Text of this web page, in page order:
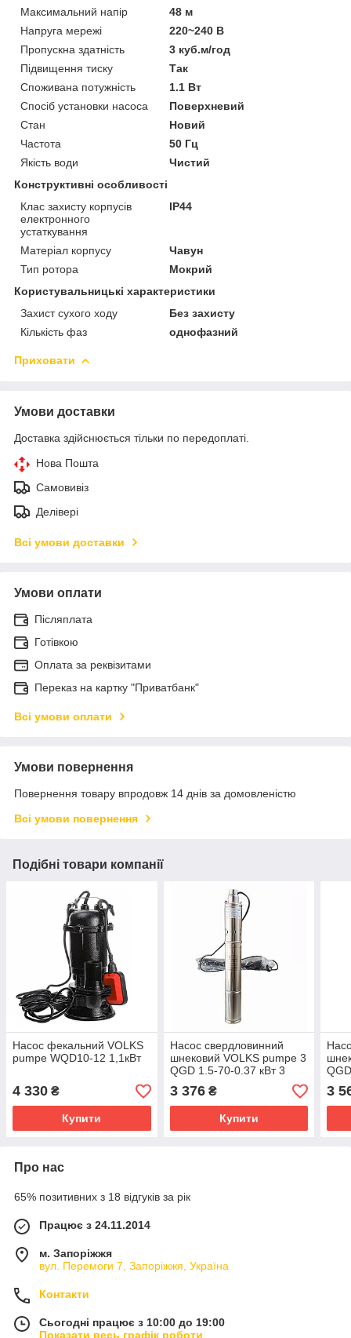
Максимальний напір
48 м
Напруга мережі
220~240 В
Пропускна здатність
3 куб.м/год
Підвищення тиску
Так
Споживана потужність
1.1 Вт
Спосіб установки насоса
Поверхневий
Стан
Новий
Частота
50 Гц
Якість води
Чистий
Конструктивні особливості
Клас захисту корпусів
електронного
устаткування
IP44
Матеріал корпусу
Чавун
Тип ротора
Мокрий
Користувальницькі характеристики
Захист сухого ходу
Без захисту
Кількість фаз
однофазний
Приховати
Умови доставки
Доставка здійснюється тільки по передоплаті.
Нова Пошта
Самовивіз
Делівері
Всі умови доставки
Умови оплати
Післяплата
Готівкою
Оплата за реквізитами
Переказ на картку "Приватбанк"
Всі умови оплати
Умови повернення
Повернення товару впродовж 14 днів за домовленістю
Всі умови повернення
Подібні товари компанії
Насос фекальний VOLKS
pumpe WQD10-12 1,1кВт
4 330 ₴
Купити
Насос свердловинний
шнековий VOLKS pumpe 3
QGD 1.5-70-0.37 кВт 3
дюйми! + кабель 15м
3 376₴
Купити
3
Про нас
65% позитивних з 18 відгуків за рік
Працює з 24.11.2014
м. Запоріжжя
вул. Перемоги 7, Запоріжжя, Україна
Контакти
Сьогодні працює з 10:00 до 19:00
Показати весь графік роботи